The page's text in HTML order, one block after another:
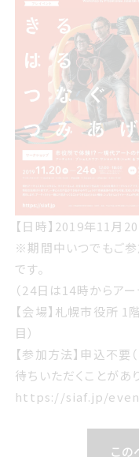
【日時】 2019年11月20
※期間中いつでもご参
です。
（24日は14時からアー
【会場】 札幌市役所 1
目）
【参加方法】 申込不要
待ちいただくことがあ
https://siaf.jp/
この